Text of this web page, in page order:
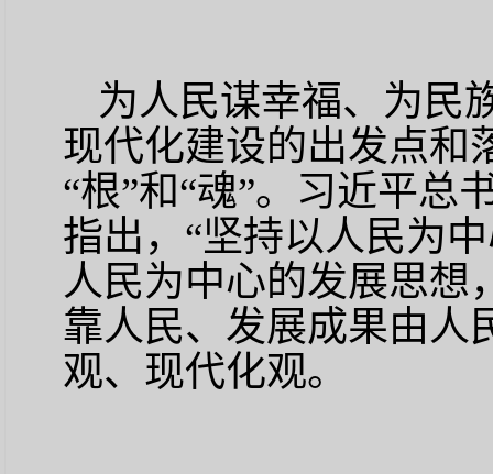
为人民谋幸福、为民
现代化建设的出发点和
“根”和“魂”。习近平总
指出，“坚持以人民为
人民为中心的发展思想
靠人民、发展成果由人
观、现代化观。